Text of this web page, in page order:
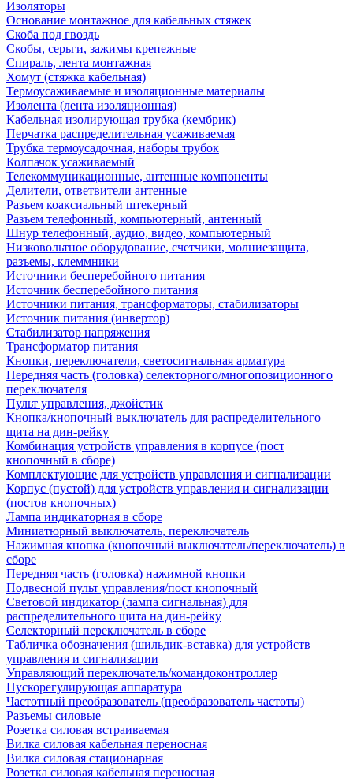
Изоляторы
Основание монтажное для кабельных стяжек
Скоба под гвоздь
Скобы, серьги, зажимы крепежные
Спираль, лента монтажная
Хомут (стяжка кабельная)
Термоусаживаемые и изоляционные материалы
Изолента (лента изоляционная)
Кабельная изолирующая трубка (кембрик)
Перчатка распределительная усаживаемая
Трубка термоусадочная, наборы трубок
Колпачок усаживаемый
Телекоммуникационные, антенные компоненты
Делители, ответвители антенные
Разъем коаксиальный штекерный
Разъем телефонный, компьютерный, антенный
Шнур телефонный, аудио, видео, компьютерный
Низковольтное оборудование, счетчики, молниезащита,
разъемы, клеммники
Источники бесперебойного питания
Источник бесперебойного питания
Источники питания, трансформаторы, стабилизаторы
Источник питания (инвертор)
Стабилизатор напряжения
Трансформатор питания
Кнопки, переключатели, светосигнальная арматура
Передняя часть (головка) селекторного/многопозиционного
переключателя
Пульт управления, джойстик
Кнопка/кнопочный выключатель для распределительного
щита на дин-рейку
Комбинация устройств управления в корпусе (пост
кнопочный в сборе)
Комплектующие для устройств управления и сигнализации
Корпус (пустой) для устройств управления и сигнализации
(постов кнопочных)
Лампа индикаторная в сборе
Миниатюрный выключатель, переключатель
Нажимная кнопка (кнопочный выключатель/переключатель) в
сборе
Передняя часть (головка) нажимной кнопки
Подвесной пульт управления/пост кнопочный
Световой индикатор (лампа сигнальная) для
распределительного щита на дин-рейку
Селекторный переключатель в сборе
Табличка обозначения (шильдик-вставка) для устройств
управления и сигнализации
Управляющий переключатель/командоконтроллер
Пускорегулирующая аппаратура
Частотный преобразователь (преобразователь частоты)
Разъемы силовые
Розетка силовая встраиваемая
Вилка силовая кабельная переносная
Вилка силовая стационарная
Розетка силовая кабельная переносная